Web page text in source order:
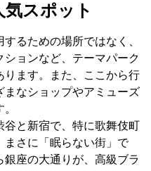
スポット
るための場所ではなく、
ョンなど、テーマパーク
ます。また、ここから行
まなショップやアミューズ
と新宿で、特に歌舞伎町
まさに「眠らない​街」で
座の大通りが、高級ブラ